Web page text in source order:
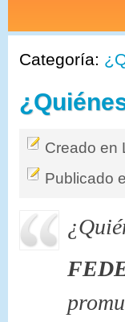
Categoría:
Creado en
Publicado